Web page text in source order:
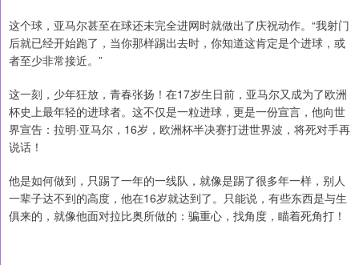
这个球，亚马尔甚至在球还未完全进网时就做出了庆祝动作。“我射门
后就已经开始跑了，当你那样踢出去时，你知道这肯定是个进球，或
者至少非常接近。”
这一刻，少年狂放，青春张扬！在17岁生日前，亚马尔又成为了欧洲
杯史上最年轻的进球者。这不仅是一粒进球，更是一份宣言，他向世
界宣告：拉明·亚马尔，16岁，欧洲杯半决赛打进世界波，将死对手再
说话！
他是如何做到，只踢了一年的一线队，就像是踢了很多年一样，别人
一辈子达不到的高度，他在16岁就达到了。只能说，有些东西是与生
俱来的，就像他面对拉比奥所做的：骗重心，找角度，瞄着死角打！